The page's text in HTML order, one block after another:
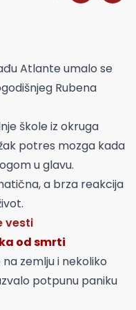
Atlante umalo se
Rubena
škole iz okruga
potres mozga kada
u glavu.
a brza reakcija
vesti
od smrti
zemlju i nekoliko
potpunu paniku